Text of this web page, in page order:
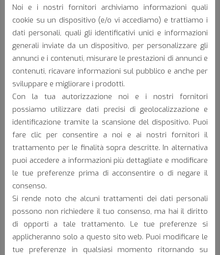
G • Distance from hole > 15,7 mm
Materials:
Raw sheet metal
Area of application:
Noi e i nostri fornitori archiviamo informazioni quali
cookie su un dispositivo (e/o vi accediamo) e trattiamo i
dati personali, quali gli identificativi unici e informazioni
generali inviate da un dispositivo, per personalizzare gli
annunci e i contenuti, misurare le prestazioni di annunci e
contenuti, ricavare informazioni sul pubblico e anche per
sviluppare e migliorare i prodotti.
Con la tua autorizzazione noi e i nostri fornitori
possiamo utilizzare dati precisi di geolocalizzazione e
identificazione tramite la scansione del dispositivo. Puoi
fare clic per consentire a noi e ai nostri fornitori il
trattamento per le finalità sopra descritte. In alternativa
puoi accedere a informazioni più dettagliate e modificare
le tue preferenze prima di acconsentire o di negare il
consenso.
Si rende noto che alcuni trattamenti dei dati personali
possono non richiedere il tuo consenso, ma hai il diritto
di opporti a tale trattamento. Le tue preferenze si
applicheranno solo a questo sito web. Puoi modificare le
tue preferenze in qualsiasi momento ritornando su